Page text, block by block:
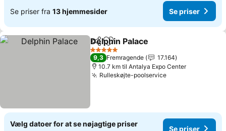
Se priser fra 13 hjemmesider Se priser
Del Føj til favoritter
Delphin Palace
5 Stjerner
9,3 Fremragende
17.164
10.7 km til Antalya Expo Center
Rulleskøjte-poolservice
Vælg datoer for at se nøjagtige priser
Se priser